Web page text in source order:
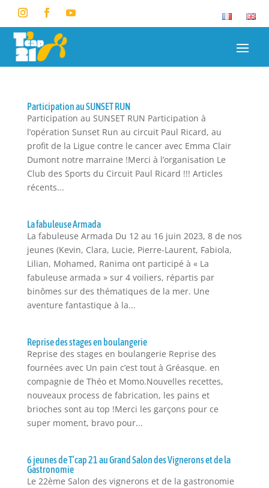
Participation au SUNSET RUN
Participation au SUNSET RUN Participation à
l’opération Sunset Run au circuit Paul Ricard, au
profit de la Ligue contre le cancer avec Emma Clair
Dumont notre marraine !Merci à l’organisation Le
Club des Sports du Circuit Paul Ricard !!! Articles
récents...
La fabuleuse Armada
La fabuleuse Armada Du 12 au 16 juin 2023, 8 de nos
jeunes (Kevin, Clara, Lucie, Pierre-Laurent, Fabiola,
Lilian, Mohamed, Ranima ont participé à « La
fabuleuse armada » sur 4 voiliers, répartis par
binômes sur des thématiques de la mer. Une
aventure fantastique à la...
Reprise des stages en boulangerie
Reprise des stages en boulangerie Reprise des
fournées avec Un pain c’est tout à Gréasque. en
compagnie de Théo et Momo.Nouvelles recettes,
nouveaux process de fabrication, les pains et
brioches sont au top !Merci les garçons pour ce
super moment, bravo pour...
6 jeunes de T’cap 21 au Grand Salon des Vignerons et de la
Gastronomie
Le 22ème Salon des vignerons et de la gastronomie